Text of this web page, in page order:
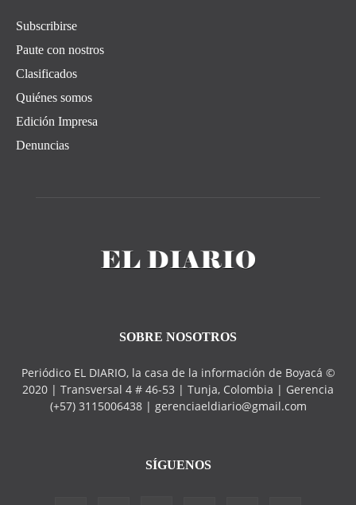
Subscribirse
Paute con nostros
Clasificados
Quiénes somos
Edición Impresa
Denuncias
SOBRE NOSOTROS
Periódico EL DIARIO, la casa de la información de Boyacá ©
2020 | Transversal 4 # 46-53 | Tunja, Colombia | Gerencia
(+57) 3115006438 | gerenciaeldiario@gmail.com
SÍGUENOS